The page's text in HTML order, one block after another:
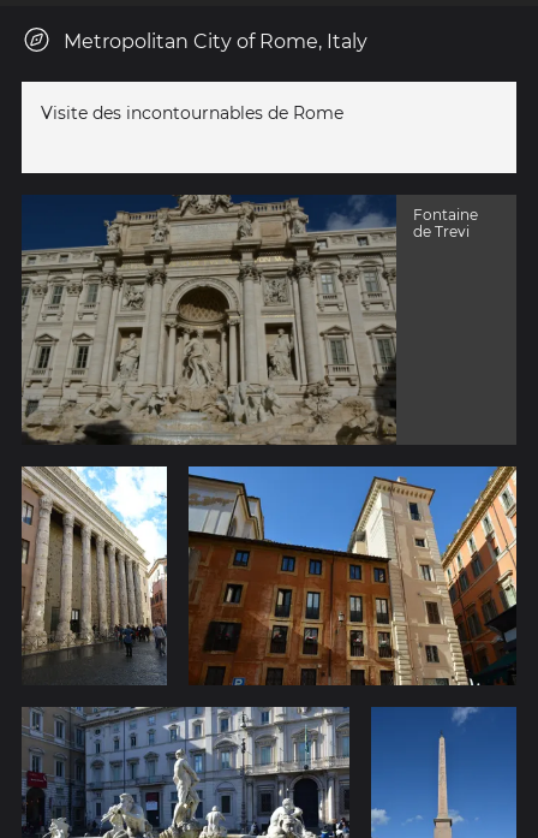
Metropolitan City of Rome, Italy
Visite des incontournables de Rome
Fontaine
de Trevi